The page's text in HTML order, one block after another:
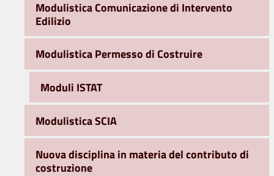
Modulistica Comunicazione di Intervento
Edilizio
Modulistica Permesso di Costruire
Moduli ISTAT
Modulistica SCIA
Nuova disciplina in materia del contributo di
costruzione